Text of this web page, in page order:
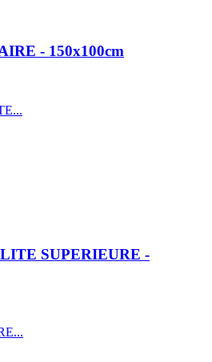
- 150x100cm
SUPERIEURE -